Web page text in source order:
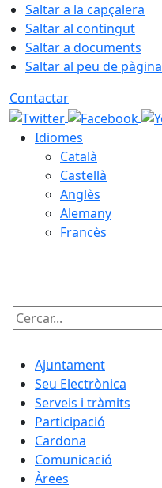
Saltar a la capçalera
Saltar al contingut
Saltar a documents
Saltar al peu de pàgina
Contactar
Idiomes
Català
Castellà
Anglès
Alemany
Francès
Cercar:
Ajuntament
Seu Electrònica
Serveis i tràmits
Participació
Cardona
Comunicació
Àrees